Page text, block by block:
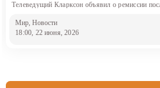
Телеведущий Кларксон объявил о ремиссии
Мир, Новости
18:00, 22 июня, 2026